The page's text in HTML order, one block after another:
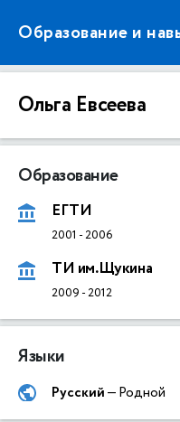
Образование и
Ольга Евсеева
Образование
ЕГТИ
2001 -2006
ТИ им.Щукина
2009 -2012
Языки
Русский— Родной